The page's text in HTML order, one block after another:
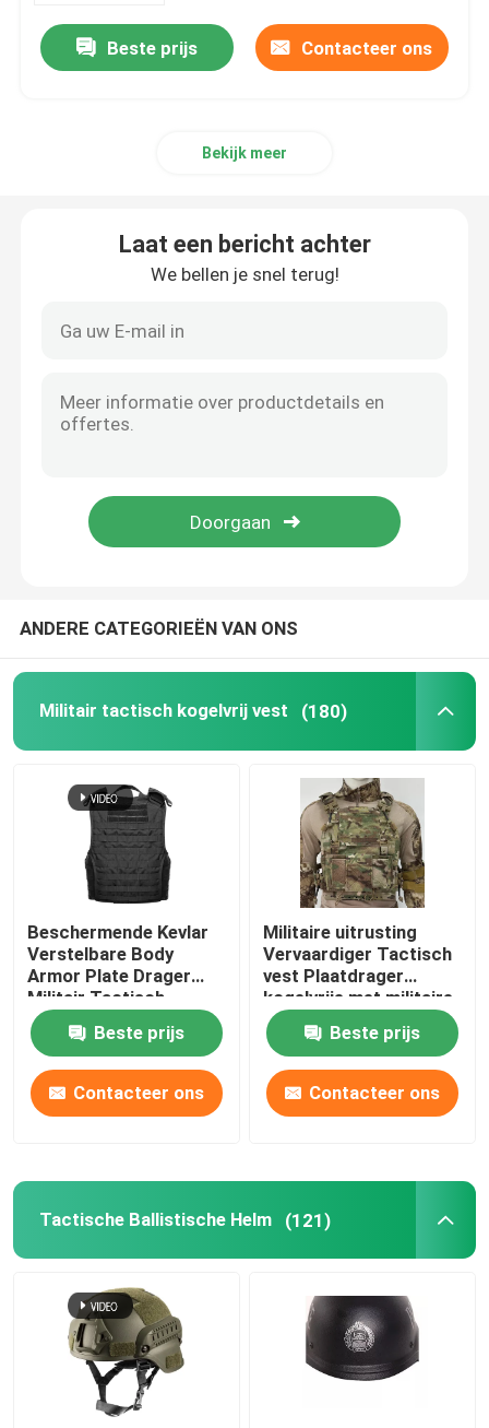
Beste prijs Contacteer ons
Bekijk meer
Laat een bericht achter
We bellen je snel terug!
ANDERE CATEGORIEËN VAN ONS
Militair tactisch kogelvrij vest (180)
Beschermende Kevlar
Verstelbare Body
Armor Plate Drager
Militair Tactisch
kogelvrije vest Met NIJ
IIIA
Beste prijs
Contacteer ons
Militaire uitrusting
Vervaardiger Tactisch
vest Plaatdrager
kogelvrije met militaire
normen NIJ IIIA
Beste prijs
Contacteer ons
Tactische Ballistische Helm (121)